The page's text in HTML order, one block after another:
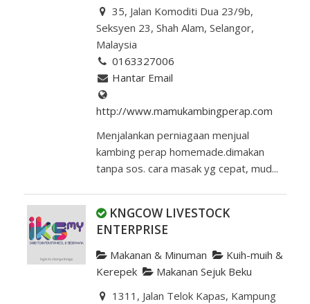
35, Jalan Komoditi Dua 23/9b,
Seksyen 23, Shah Alam, Selangor,
Malaysia
0163327006
Hantar Email
http://www.mamukambingperap.com
Menjalankan perniagaan menjual
kambing perap homemade.dimakan
tanpa sos. cara masak yg cepat, mud...
KNGCOW LIVESTOCK
ENTERPRISE
Makanan & Minuman
Kuih-muih &
Kerepek
Makanan Sejuk Beku
1311, Jalan Telok Kapas, Kampung